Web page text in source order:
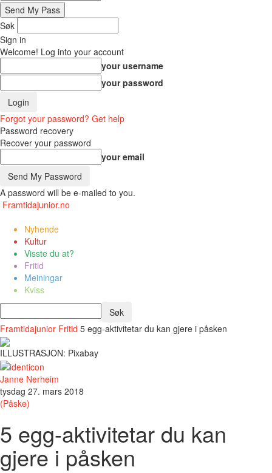
Søk
Sign in
Welcome! Log into your account
your username
your password
Forgot your password? Get help
Password recovery
Recover your password
your email
A password will be e-mailed to you.
Framtidajunior.no
Nyhende
Kultur
Visste du at?
Fritid
Meiningar
Kviss
Framtidajunior Fritid 5 egg-aktivitetar du kan gjere i påsken
ILLUSTRASJON: Pixabay
Janne Nerheim
tysdag 27. mars 2018
(Påske)
5 egg-aktivitetar du kan
gjere i påsken